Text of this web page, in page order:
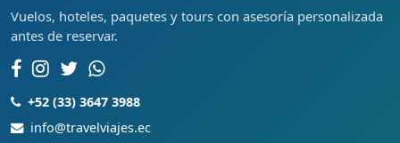
Vuelos, hoteles, paquetes y tours con asesoría personalizada
antes de reservar.
+52 (33) 3647 3988
info@travelviajes.ec